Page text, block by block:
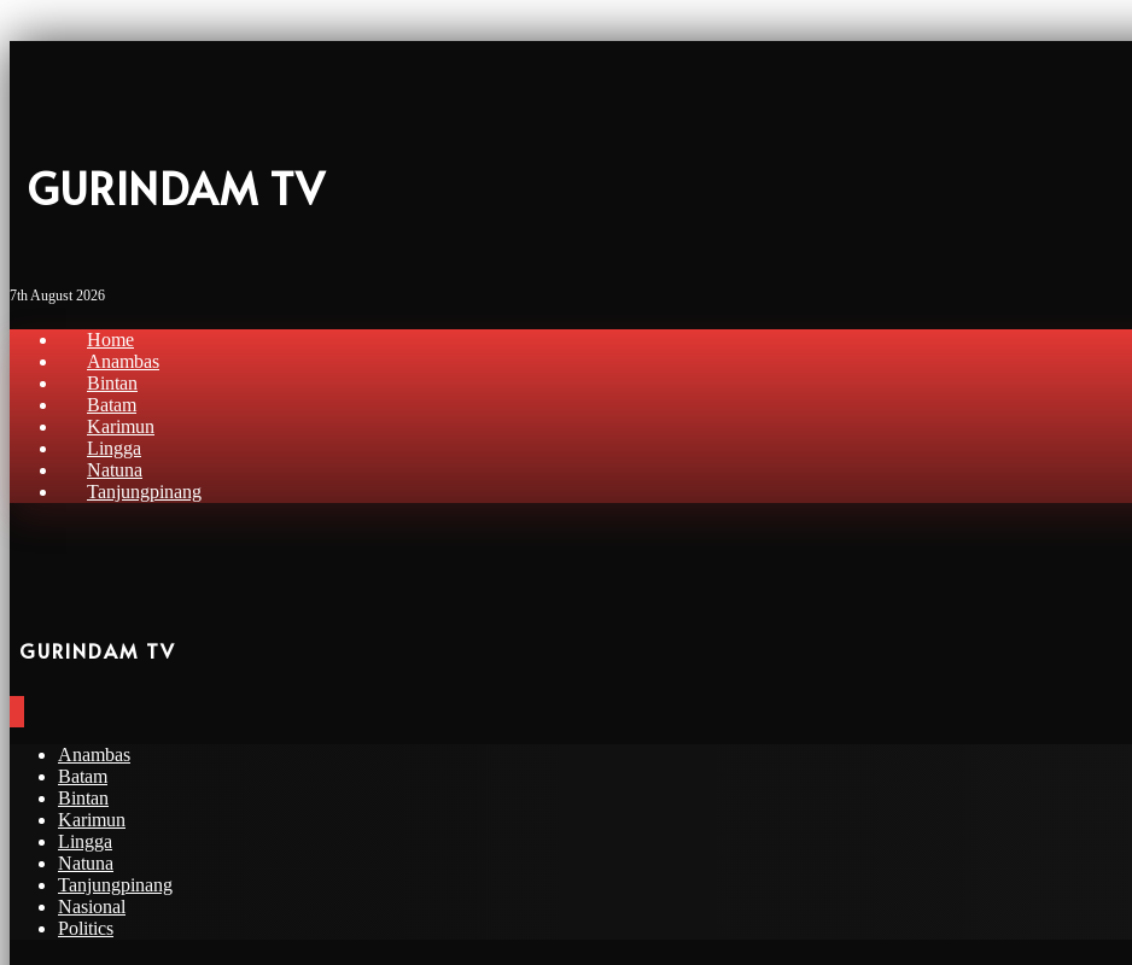
GURINDAM TV
7th August 2026
Home
Anambas
Bintan
Batam
Karimun
Lingga
Natuna
Tanjungpinang
GURINDAM TV
Anambas
Batam
Bintan
Karimun
Lingga
Natuna
Tanjungpinang
Nasional
Politics